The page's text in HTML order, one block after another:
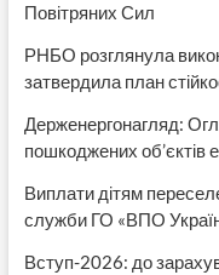
Повітряних Сил
РНБО розглянула
затвердила план
Держенергонагляд:
пошкоджених об’єктів
Виплати дітям
служби ГО «ВПО
Вступ-2026: до